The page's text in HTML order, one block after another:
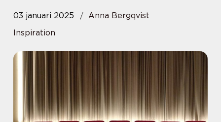
03 januari 2025
Anna Bergqvist
Inspiration